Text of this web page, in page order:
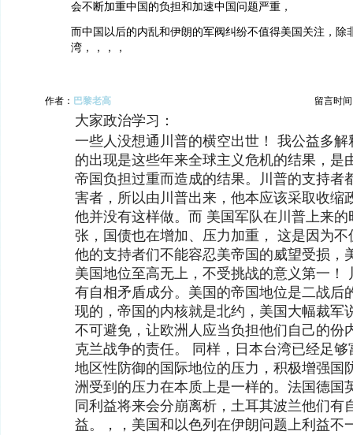
会不断加重中国的负担和加速中国问题严重，
而中国以后的内乱和伊朗的军阀纠纷不值得美国关注，除
湾，，，，
作者： 巴黎老高 留言时间
大家政治学习：
一些人没想通川普的横空出世！ 我公益多解
的出现是这些年来全球主义危机的结果，是
帝国负担过重而造成的结果。川普的支持者
害者，所以由川普出来，他本应该采取收缩
他并没有这样做。而 美国军队在川普上来的
张，国债也在增加、压力加重， 这是因为
他的支持者们不能容忍美帝国的威望受损，
美国地位至高无上，不受挑战的意义第一！
有自相矛盾成分。美国的帝国地位是二战后
现的，帝国的内核就是北约，美国大幅裁军
不可避免，让欧洲人应当负担他们自己的份
克兰战争的责任。 同样，日本台湾已经足
地区性防御的国际地位的压力，积极增强国
洲受到的压力在本质上是一样的。法国德国
同利益将来会分崩离析，土耳其波兰他们有
益。，，美国和以色列在伊朗问题上利益不